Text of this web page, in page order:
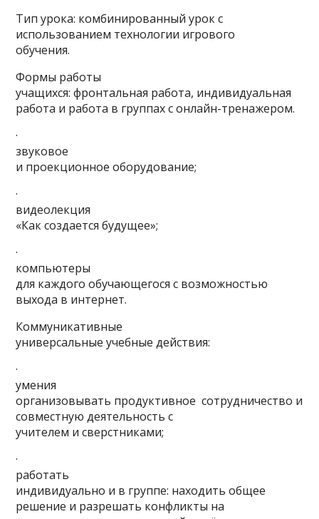
Тип урока: комбинированный урок с
использованием технологии игрового
обучения.
Формы работы
учащихся: фронтальная работа, индивидуальная
работа и работа в группах с онлайн-тренажером.
·
звуковое
и проекционное оборудование;
·
видеолекция
«Как создается будущее»;
·
компьютеры
для каждого обучающегося с возможностью
выхода в интернет.
Коммуникативные
универсальные учебные действия:
·
умения
организовывать продуктивное сотрудничество и
совместную деятельность с
учителем и сверстниками;
·
работать
индивидуально и в группе: находить общее
решение и разрешать конфликты на